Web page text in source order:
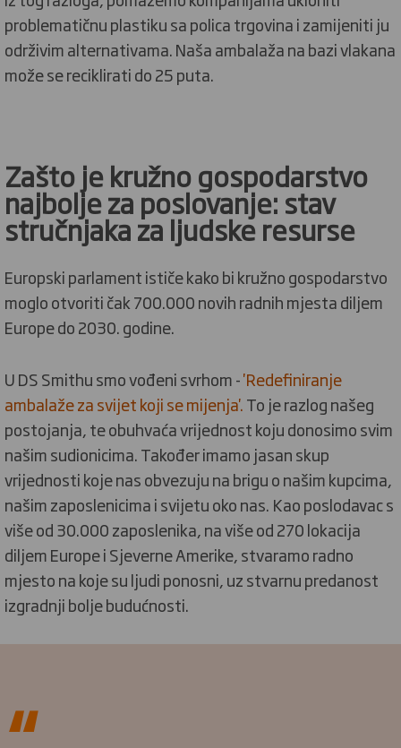
problematičnu plastiku sa polica trgovina i zamijeniti ju
održivim alternativama. Naša ambalaža na bazi vlakana
može se reciklirati do 25 puta.
Zašto je kružno gospodarstvo
najbolje za poslovanje: stav
stručnjaka za ljudske resurse
Europski parlament ističe kako bi kružno gospodarstvo
moglo otvoriti čak 700.000 novih radnih mjesta diljem
Europe do 2030. godine.
U DS Smithu smo vođeni svrhom -'Redefiniranje
ambalaže za svijet koji se mijenja'.To je razlog našeg
postojanja, te obuhvaća vrijednost koju donosimo svim
našim sudionicima. Također imamo jasan skup
vrijednosti koje nas obvezuju na brigu o našim kupcima,
našim zaposlenicima i svijetu oko nas. Kao poslodavac s
više od 30.000 zaposlenika, na više od 270 lokacija
diljem Europe i Sjeverne Amerike, stvaramo radno
mjesto na koje su ljudi ponosni, uz stvarnu predanost
izgradnji bolje budućnosti.